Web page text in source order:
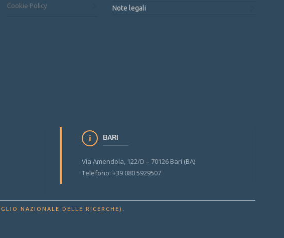
Cookie Policy
Note legali
BARI
Via Amendola, 122/D – 70126 Bari (BA)
Telefono: +39 080 5929507
NAZIONALE DELLE RICERCHE) .